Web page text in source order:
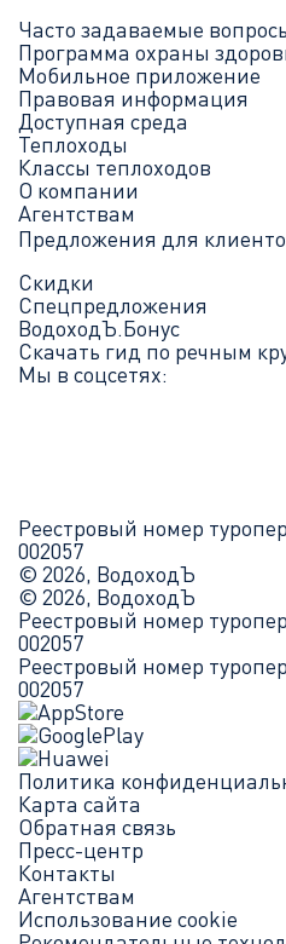
Часто задаваемые
Программа охраны
Мобильное приложение
Правовая информация
Доступная среда
Теплоходы
Классы теплоходов
О компании
Агентствам
Предложения для
Скидки
Спецпредложения
ВодоходЪ.Бонус
Скачать гид по речным
Мы в соцсетях:
Реестровый номер
002057
© 2026, ВодоходЪ
© 2026, ВодоходЪ
Реестровый номер
002057
Реестровый номер
002057
Политика
Карта сайта
Обратная связь
Пресс-центр
Контакты
Агентствам
Использование cookie